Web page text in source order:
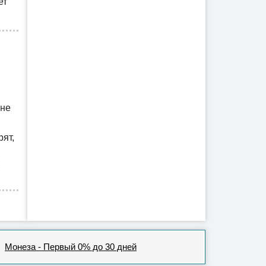
Монеза - Первый 0% до 30 дней